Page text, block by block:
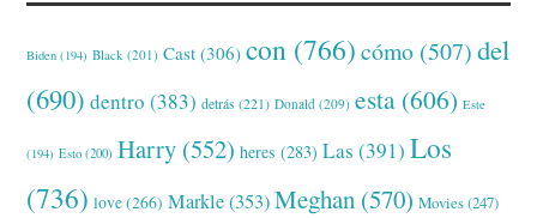
Biden (194) Black (201) Cast (306) con (766) cómo (507) del
(690) dentro (383) detrás (221) Donald (209) esta (606) Este
(194) Esto (200) Harry (552) heres (283) Las (391) Los
(736) love(266) Markle(353) Meghan (570) Movies(247)